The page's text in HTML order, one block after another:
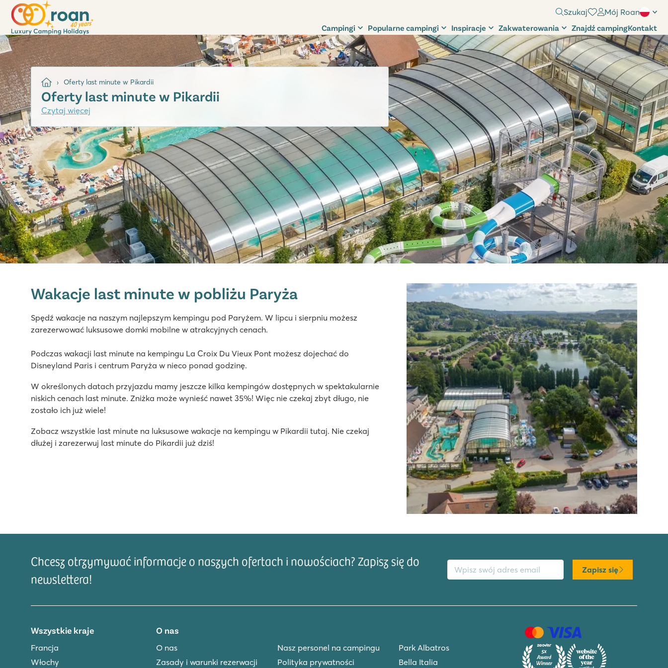
Szukaj Mój Roan
Campingi Popularne campingi Inspiracje Zakwaterowania Znajdź campingKontakt
Oferty last minute w Pikardii
Oferty last minute w Pikardii
Czytaj więcej
Francja - Północna Francja - Pikardia - Berny Rivière
★
Domki mobilne znajdują się na przestronnych trawiastych boiskach
Pięknie położony nad rzeką Aisne
Wakacje last minute w pobliżu Paryża
Spędź wakacje na naszym najlepszym kempingu pod Paryżem. W lipcu i sierpniu możesz
zarezerwować luksusowe domki mobilne w atrakcyjnych cenach.
Podczas wakacji last minute na kempingu La Croix Du Vieux Pont możesz dojechać do
Disneyland Paris i centrum Paryża w nieco ponad godzinę.
W określonych datach przyjazdu mamy jeszcze kilka kempingów dostępnych w spektakularnie
niskich cenach last minute. Zniżka może wynieść nawet 35%! Więc nie czekaj zbyt długo, nie
zostało ich już wiele!
Zobacz wszystkie last minute na luksusowe wakacje na kempingu w Pikardii tutaj. Nie czekaj
dłużej i zarezerwuj last minute do Pikardii już dziś!
Chcesz otrzymywać informacje o naszych ofertach i nowościach? Zapisz się do
newslettera!
Adres email
Zapisz się
Wszystkie kraje
Francja
Włochy
O nas
O nas
Zasady i warunki rezerwacji
Nasz personel na campingu
Polityka prywatności
Park Albatros
Bella Italia